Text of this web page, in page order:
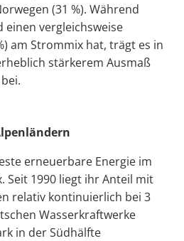
(31 %). Während
einen vergleichsweise
am Strommix hat, trägt es in
stärkerem Ausmaß
erneuerbare Energie im
Seit 1990 liegt ihr Anteil mit
relativ kontinuierlich bei 3
Wasserkraftwerke
in der Südhälfte